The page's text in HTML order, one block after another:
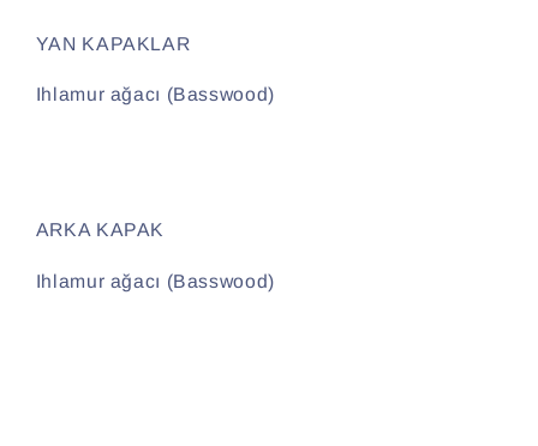
YAN KAPAKLAR
Ihlamur ağacı (Basswood)
ARKA KAPAK
Ihlamur ağacı (Basswood)